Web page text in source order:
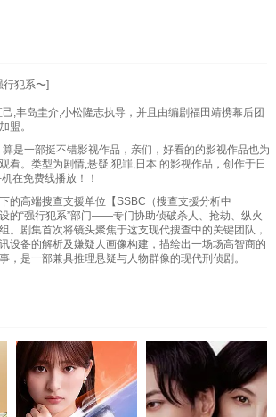
行犯系〜]
,丰岛圭介,小松隆志执导，并且由编剧福田靖携幕后团
盟。
是一部挺不错影视作品，亲们，好看的的影视作品也为
看。类型为剧情,悬疑,犯罪,日本 的影视作品，创作于日
在免费线播放！！
的高端搜查支援单位【SSBC（搜查支援分析中
的“强行犯系”部门——专门协助侦破杀人、抢劫、纵火
。剧集首次将镜头聚焦于这支现代搜查中的关键团队，
设备的解析及嫌疑人画像构建，描绘出一场场高智商的
，是一部兼具推理悬疑与人物群像的现代刑侦剧。